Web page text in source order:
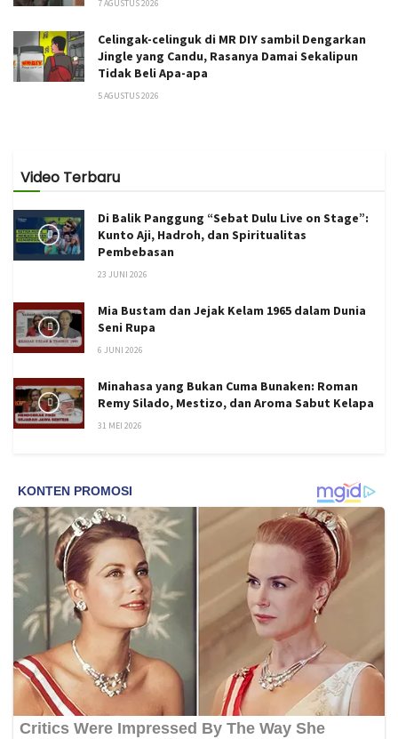
7 AGUSTUS 2026
Celingak-celinguk di MR DIY sambil Dengarkan
Jingle yang Candu, Rasanya Damai Sekalipun
Tidak Beli Apa-apa
5 AGUSTUS 2026
Video Terbaru
Di Balik Panggung “Sebat Dulu Live on Stage”:
Kunto Aji, Hadroh, dan Spiritualitas
Pembebasan
23 JUNI 2026
Mia Bustam dan Jejak Kelam 1965 dalam Dunia
Seni Rupa
6 JUNI 2026
Minahasa yang Bukan Cuma Bunaken: Roman
Remy Silado, Mestizo, dan Aroma Sabut Kelapa
31 MEI 2026